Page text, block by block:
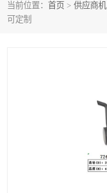
当前位置： 首页 > 供应商机
可定制